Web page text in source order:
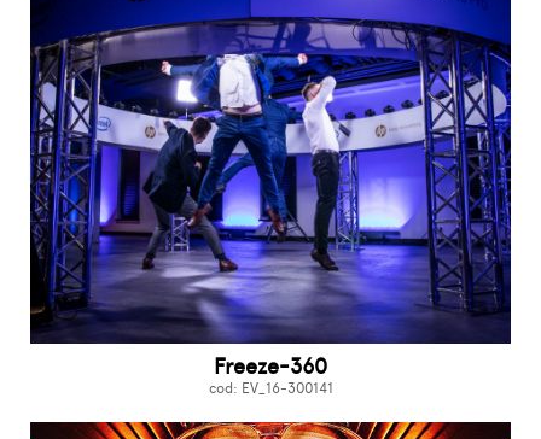
Freeze-360
cod: EV_16-300141